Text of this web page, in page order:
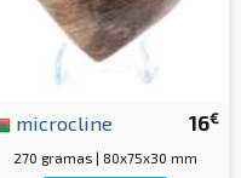
16€
microcline
270 gramas | 80x75x30 mm